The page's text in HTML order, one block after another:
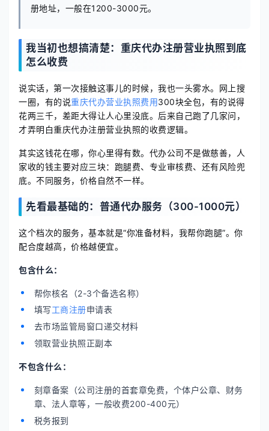
册地址，一般在1200-3000元。
我当初也想搞清楚：重庆代办注册营业执照到底
怎么收费
说实话，第一次接触这事儿的时候，我也一头雾水。网上搜
一圈，有的说重庆代办营业执照费用300块全包，有的说得
花两三千，差距大得让人心里没底。后来自己跑了几家问，
才弄明白重庆代办注册营业执照的收费逻辑。
其实这钱花在哪，你心里得有数。代办公司不是做慈善，人
家收的钱主要对应三块：跑腿费、专业审核费、还有风险兜
底。不同服务，价格自然不一样。
先看最基础的：普通代办服务（300-1000元）
这个档次的服务，基本就是“你准备材料，我帮你跑腿”。你
配合度越高，价格越便宜。
包含什么：
帮你核名（2-3个备选名称）
填写工商注册申请表
去市场监管局窗口递交材料
领取营业执照正副本
不包含什么：
刻章备案（公司注册的首套章免费，个体户公章、财务
章、法人章等，一般收费200-400元）
税务报到